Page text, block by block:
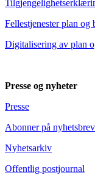
Fellestjenester plan og
Digitalisering av plan
Presse og nyheter
Presse
Abonner på nyhetsbrev
Nyhetsarkiv
Offentlig postjournal